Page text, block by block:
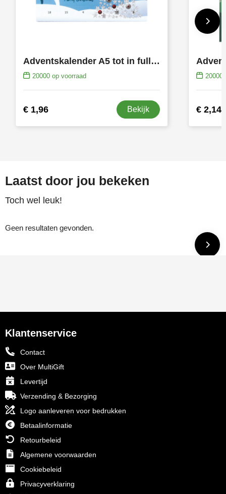
Adventskalender A5 tot in full colour bedrukt
20000op voorraad
€ 1,96 Bekijk
20000
€ 2,14
Laatst door jou bekeken
Toch wel leuk!
Geen resultaten gevonden.
Klantenservice
Contact
Over MultiGift
Levertijd
Verzending & Bezorging
Logo aanleveren voor bedrukken
Betaalinformatie
Retourbeleid
Algemene voorwaarden
Cookiebeleid
Privacyverklaring